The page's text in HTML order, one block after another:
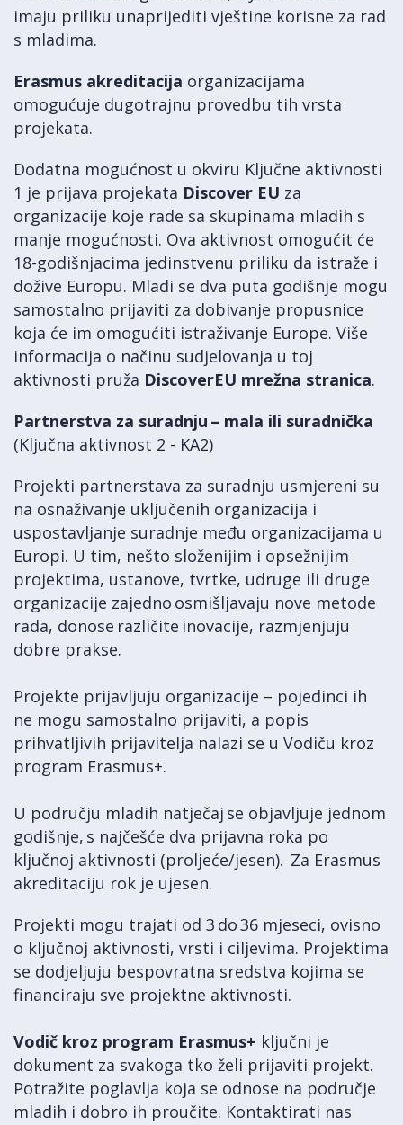
imaju priliku unaprijediti vještine korisne za rad
s mladima.
Erasmus akreditacija organizacijama
omogućuje dugotrajnu provedbu tih vrsta
projekata.
Dodatna mogućnost u okviru Ključne aktivnosti
1 je prijava projekata Discover EU za
organizacije koje rade sa skupinama mladih s
manje mogućnosti. Ova aktivnost omogućit će
18-godišnjacima jedinstvenu priliku da istraže i
dožive Europu. Mladi se dva puta godišnje mogu
samostalno prijaviti za dobivanje propusnice
koja će im omogućiti istraživanje Europe. Više
informacija o načinu sudjelovanja u toj
aktivnosti pruža DiscoverEU mrežna stranica.
Partnerstva za suradnju – mala ili suradnička
(Ključna aktivnost 2 - KA2)
Projekti partnerstava za suradnju usmjereni su
na osnaživanje uključenih organizacija i
uspostavljanje suradnje među organizacijama u
Europi. U tim, nešto složenijim i opsežnijim
projektima, ustanove, tvrtke, udruge ili druge
organizacije zajedno osmišljavaju nove metode
rada, donose različite inovacije, razmjenjuju
dobre prakse.
Projekte prijavljuju organizacije – pojedinci ih
ne mogu samostalno prijaviti, a popis
prihvatljivih prijavitelja nalazi se u Vodiču kroz
program Erasmus+.
U području mladih natječaj se objavljuje jednom
godišnje, s najčešće dva prijavna roka po
ključnoj aktivnosti (proljeće/jesen). Za Erasmus
akreditaciju rok je ujesen.
Projekti mogu trajati od 3 do 36 mjeseci, ovisno
o ključnoj aktivnosti, vrsti i ciljevima. Projektima
se dodjeljuju bespovratna sredstva kojima se
financiraju sve projektne aktivnosti.
Vodič kroz program Erasmus+ ključni je
dokument za svakoga tko želi prijaviti projekt.
Potražite poglavlja koja se odnose na područje
mladih i dobro ih proučite. Kontaktirati nas